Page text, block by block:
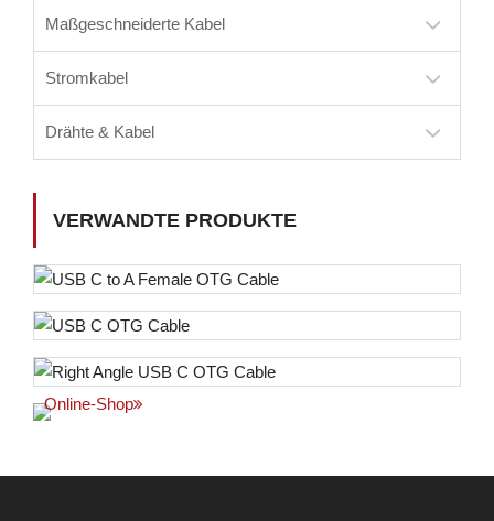
Maßgeschneiderte Kabel
Stromkabel
Drähte & Kabel
VERWANDTE PRODUKTE
Online-Shop